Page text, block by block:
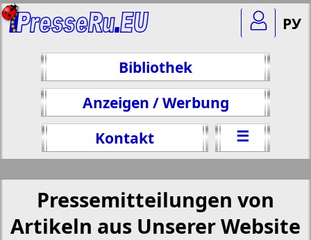
Bibliothek
Anzeigen / Werbung
Kontakt
☰
РУ
Pressemitteilungen von
Artikeln aus Unserer Website